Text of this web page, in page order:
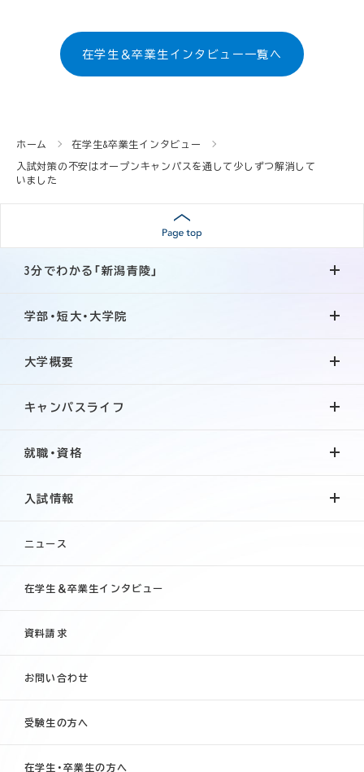
在学生＆卒業生インタビュー一覧へ
ホーム 在学生&卒業生インタビュー
入試対策の不安はオープンキャンパスを通して少しずつ解消して
いました
3分でわかる「新潟青陵」
学部・短大・大学院
大学概要
キャンパスライフ
就職・資格
入試情報
ニュース
在学生＆卒業生インタビュー
資料請求
お問い合わせ
受験生の方へ
在学生・卒業生の方へ